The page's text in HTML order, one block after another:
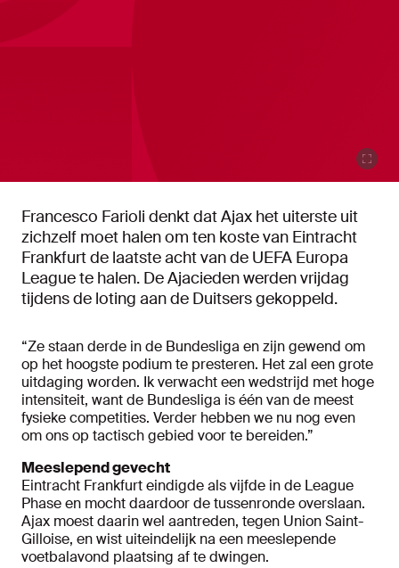
Francesco Farioli denkt dat Ajax het uiterste uit
zichzelf moet halen om ten koste van Eintracht
Frankfurt de laatste acht van de UEFA Europa
League te halen. De Ajacieden werden vrijdag
tijdens de loting aan de Duitsers gekoppeld.
“Ze staan derde in de Bundesliga en zijn gewend om
op het hoogste podium te presteren. Het zal een grote
uitdaging worden. Ik verwacht een wedstrijd met hoge
intensiteit, want de Bundesliga is één van de meest
fysieke competities. Verder hebben we nu nog even
om ons op tactisch gebied voor te bereiden.”
Meeslepend gevecht
Eintracht Frankfurt eindigde als vijfde in de League
Phase en mocht daardoor de tussenronde overslaan.
Ajax moest daarin wel aantreden, tegen Union Saint-
Gilloise, en wist uiteindelijk na een meeslepende
voetbalavond plaatsing af te dwingen.